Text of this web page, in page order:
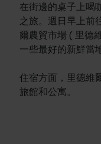
在街邊的桌子上喝
之旅。週日早上前
爾農貿市場 ( 里德
一些最好的新鮮當
住宿方面，里德維
旅館和公寓。